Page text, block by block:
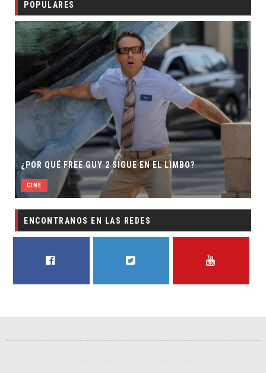
POPULARES
¿POR QUÉ FREE GUY 2 SIGUE EN EL LIMBO?
CINE
ENCONTRANOS EN LAS REDES